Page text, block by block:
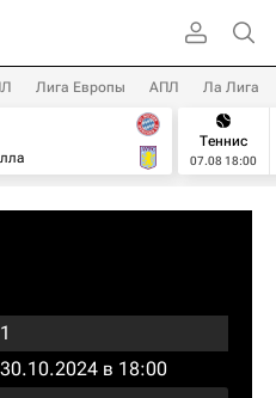
Лига Европы АПЛ Ла Лига
Теннис
07.08 18:00
1
30.10.2024 в 18:00